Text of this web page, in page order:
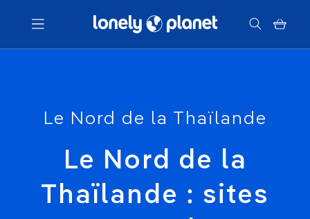
Menu
Votre recherche
Le Nord de la Thaïlande
Le Nord de la
Thaïlande : sites